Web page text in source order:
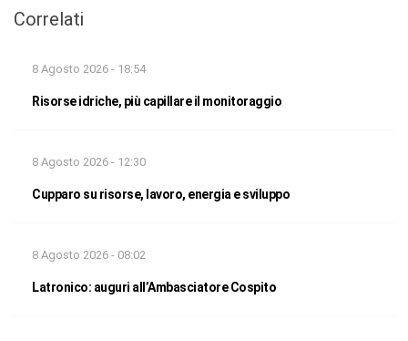
Correlati
8 Agosto 2026 - 18:54
Risorse idriche, più capillare il monitoraggio
8 Agosto 2026 - 12:30
Cupparo su risorse, lavoro, energia e sviluppo
8 Agosto 2026 - 08:02
Latronico: auguri all’Ambasciatore Cospito